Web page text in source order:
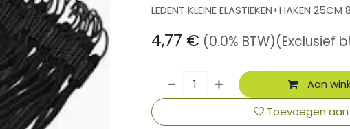
LEDENT KLEINE ELASTIEKEN+HAKEN 25CM
4,77 € (0.0% BTW)(Exclusief
Aan
Toevoegen